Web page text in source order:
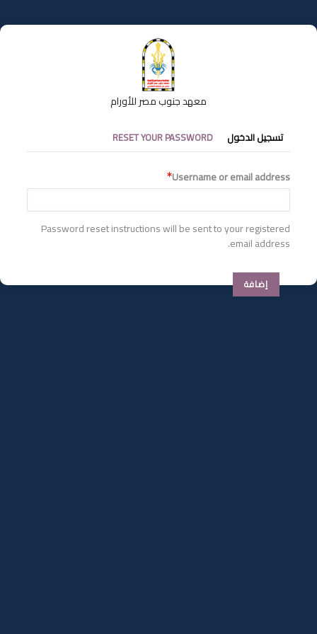
إلى
المحتوى
معهد جنوب مصر للأورام
التبويبات
الأساسية
تسجيل الدخول RESET YOUR PASSWORD
Username or email address
Password reset instructions will be sent to your registered
email address.